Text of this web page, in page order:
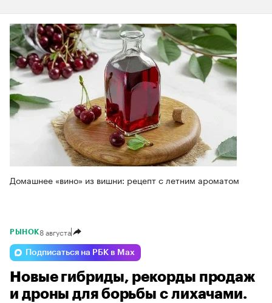
Домашнее «вино» из вишни: рецепт с летним ароматом
РЫНОК8 августа
Подписаться на РБК в Max
Новые гибриды, рекорды продаж
и дроны для борьбы с лихачами.